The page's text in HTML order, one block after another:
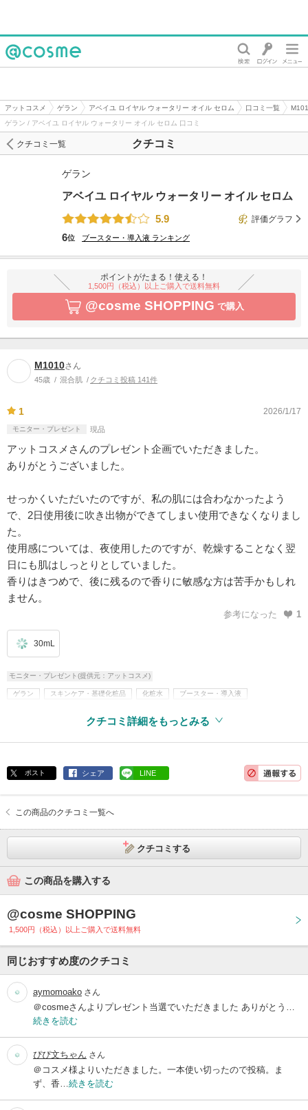
アットコスメ ゲラン アベイユ ロイヤル ウォータリー オイル セロム 口コミ一覧
ゲラン / アベイユ ロイヤル ウォータリー オイル セロム 口コミ
クチコミ
クチコミ一覧
ゲラン
アベイユ ロイヤル ウォータリー オイル セロム
5.9
評価グラフ
6位 ブースター・導入液 ランキング
ポイントがたまる！使える！
1,500円（税込）以上ご購入で送料無料
@cosme SHOPPING で購入
М1010さん
45歳 混合肌 クチコミ投稿 141件
1 2026/1/17
モニター・プレゼント 現品
アットコスメさんのプレゼント企画でいただきました。
ありがとうございました。
せっかくいただいたのですが、私の肌には合わなかったよう
で、2日使用後に吹き出物ができてしまい使用できなくなりまし
た。
使用感については、夜使用したのですが、乾燥することなく翌
日にも肌はしっとりとしていました。
香りはきつめで、後に残るので香りに敏感な方は苦手かもしれ
ません。
参考になった 1
30mL
モニター・プレゼント(提供元：アットコスメ)
ゲラン スキンケア・基礎化粧品 化粧水 ブースター・導入液
クチコミ詳細をもっとみる
ポスト シェア LINE
この商品のクチコミ一覧へ
クチコミする
この商品を購入する
@cosme SHOPPING
1,500円（税込）以上ご購入で送料無料
同じおすすめ度のクチコミ
aymomoako さん
＠cosmeさんよりプレゼント当選でいただきました ありがとう…
続きを読む
ぴぴ文ちゃん さん
＠コスメ様よりいただきました。一本使い切ったので投稿。ま
ず、香… 続きを読む